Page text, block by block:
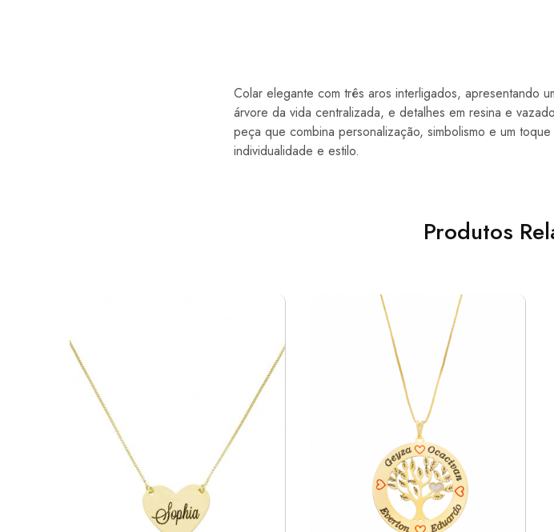
Colar elegante com três aros interligados, apresentando
árvore da vida centralizada, e detalhes em resina e
peça que combina personalização, simbolismo e um
individualidade e estilo.
Produtos